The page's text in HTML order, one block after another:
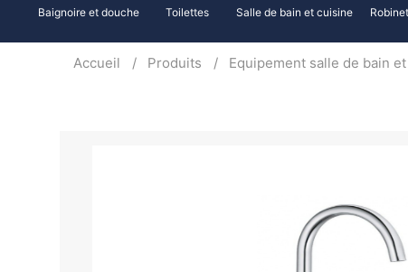
Baignoire et douche Toilettes Salle de bain et cuisine
Accueil Produits Equipement salle de bain